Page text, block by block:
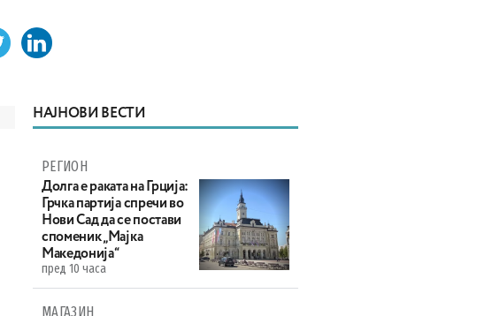
НАЈНОВИ ВЕСТИ
РЕГИОН
Долга е раката на Грција:
Грчка партија спречи во
Нови Сад да се постави
споменик „Мајка
Македонија“
пред 10 часа
МАГАЗИН